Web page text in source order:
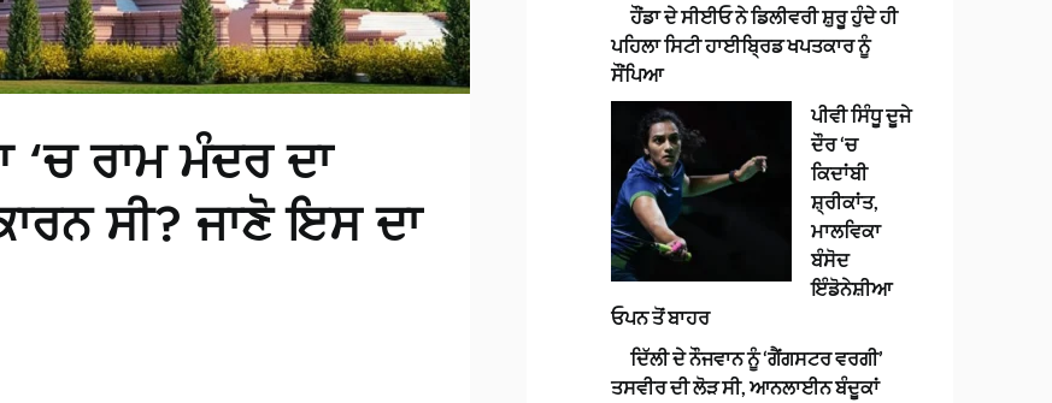
ਰਾਮ ਮੰਦਰ ਦਾ
ਸੀ? ਜਾਣੋ ਇਸ ਦਾ
ਹੌਂਡਾ ਦੇ ਸੀਈਓ ਨੇ ਡਿਲੀਵਰੀ ਸ਼ੁਰੂ ਹੁੰਦੇ ਹੀ
ਪਹਿਲਾ ਸਿਟੀ ਹਾਈਬ੍ਰਿਡ ਖਪਤਕਾਰ ਨੂੰ
ਸੌਂਪਿਆ
ਪੀਵੀ ਸਿੰਧੂ ਦੂਜੇ
ਦੌਰ ‘ਚ
ਕਿਦਾਂਬੀ
ਸ਼੍ਰੀਕਾਂਤ,
ਮਾਲਵਿਕਾ
ਬੰਸੋਦ
ਇੰਡੋਨੇਸ਼ੀਆ
ਓਪਨ ਤੋਂ ਬਾਹਰ
ਦਿੱਲੀ ਦੇ ਨੌਜਵਾਨ ਨੂੰ ‘ਗੈਂਗਸਟਰ ਵਰਗੀ’
ਤਸਵੀਰ ਦੀ ਲੋੜ ਸੀ, ਆਨਲਾਈਨ ਬੰਦੂਕਾਂ